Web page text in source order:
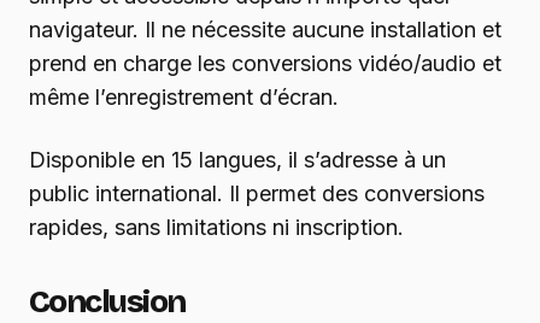
navigateur. Il ne nécessite aucune installation et
prend en charge les conversions vidéo/audio et
même l’enregistrement d’écran.
Disponible en 15 langues, il s’adresse à un
public international. Il permet des conversions
rapides, sans limitations ni inscription.
Conclusion